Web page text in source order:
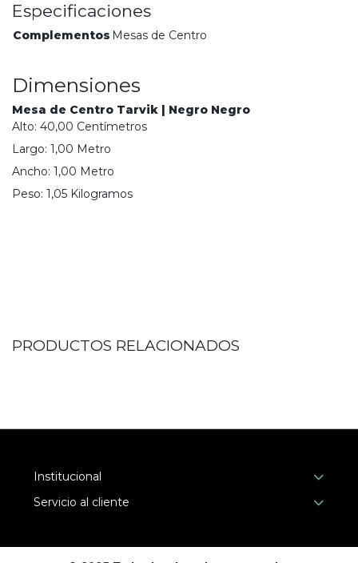
Especificaciones
Complementos Mesas de Centro
Dimensiones
Mesa de Centro Tarvik | Negro Negro
Alto: 40,00 Centímetros
Largo: 1,00 Metro
Ancho: 1,00 Metro
Peso: 1,05 Kilogramos
PRODUCTOS RELACIONADOS
Institucional
Servicio al cliente